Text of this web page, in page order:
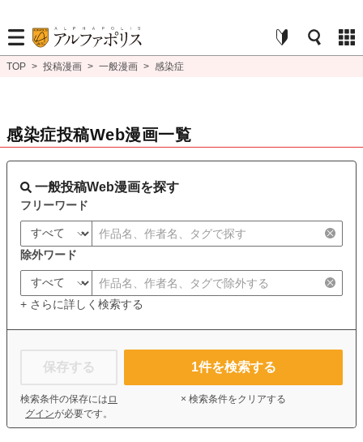
TOP > 投稿漫画 > 一般漫画 > 感染症
感染症投稿Web漫画一覧
一般投稿Web漫画を探す
フリーワード
除外ワード
+ さらに詳しく検索する
保存する
検索条件の保存には ロ
グインが必要です。
1件を検索する
× 検索条件をクリアする